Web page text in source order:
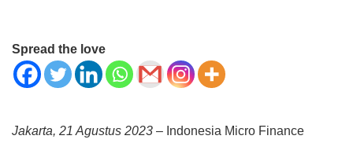
Spread the love
Jakarta, 21 Agustus 2023 – Indonesia Micro Finance